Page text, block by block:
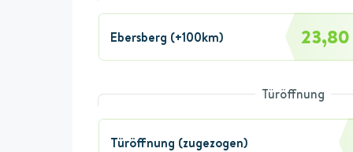
Ebersberg (+100km)
Türöffnung
Türöffnung (zugezogen)